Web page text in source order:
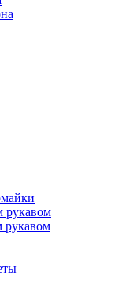
рукавом
рукавом